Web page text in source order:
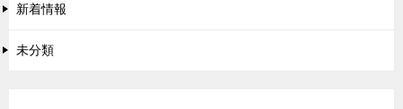
新着情報
未分類